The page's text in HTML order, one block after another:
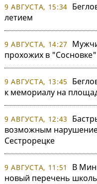
9 АВГУСТА, 15:34
летием
9 АВГУСТА, 14:27
прохожих в "Сосновке"
9 АВГУСТА, 13:45
к мемориалу на
9 АВГУСТА, 12:43
возможным
Сестрорецке
9 АВГУСТА, 11:51
В
новый перечень